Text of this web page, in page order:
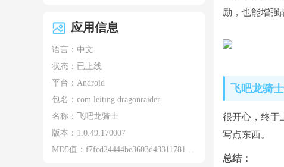
应用信息
语言：中文
状态：已上线
平台：Android
包名： com.leiting.dragonraider
名称：
飞吧龙骑士
版本： 1.0.49.170007
MD5值： f7fcd24444be3603d433117817a76ed0
励，也能增强
飞吧龙骑
很开心，终于
写点东西。
总结：